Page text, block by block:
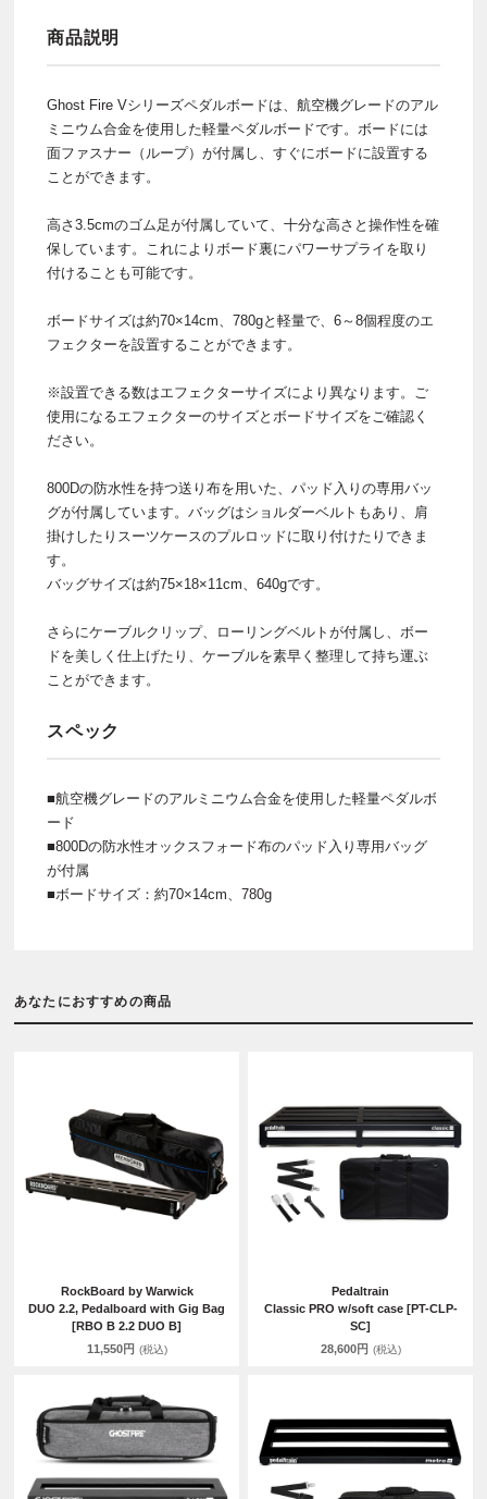
商品説明
Ghost Fire Vシリーズペダルボードは、航空機グレードのアル
ミニウム合金を使用した軽量ペダルボードです。ボードには
面ファスナー（ループ）が付属し、すぐにボードに設置する
ことができます。
高さ3.5cmのゴム足が付属していて、十分な高さと操作性を確
保しています。これによりボード裏にパワーサプライを取り
付けることも可能です。
ボードサイズは約70×14cm、780gと軽量で、6～8個程度のエ
フェクターを設置することができます。
※設置できる数はエフェクターサイズにより異なります。ご
使用になるエフェクターのサイズとボードサイズをご確認く
ださい。
800Dの防水性を持つ送り布を用いた、パッド入りの専用バッ
グが付属しています。バッグはショルダーベルトもあり、肩
掛けしたりスーツケースのプルロッドに取り付けたりできま
す。
バッグサイズは約75×18×11cm、640gです。
さらにケーブルクリップ、ローリングベルトが付属し、ボー
ドを美しく仕上げたり、ケーブルを素早く整理して持ち運ぶ
ことができます。
スペック
■航空機グレードのアルミニウム合金を使用した軽量ペダルボ
ード
■800Dの防水性オックスフォード布のパッド入り専用バッグ
が付属
■ボードサイズ：約70×14cm、780g
あなたにおすすめの商品
RockBoard by Warwick
DUO 2.2, Pedalboard with Gig Bag
[RBO B 2.2 DUO B]
11,550円 (税込)
Pedaltrain
Classic PRO w/soft case [PT-CLP-
SC]
28,600円 (税込)